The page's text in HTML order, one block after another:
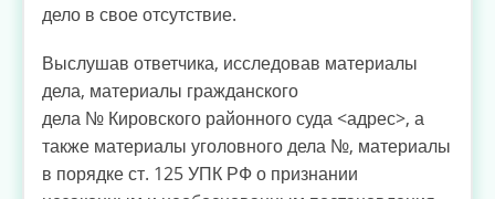
дело в свое отсутствие.
Выслушав ответчика, исследовав материалы
дела, материалы гражданского
дела № Кировского районного суда <адрес>, а
также материалы уголовного дела №, материалы
в порядке ст. 125 УПК РФ о признании